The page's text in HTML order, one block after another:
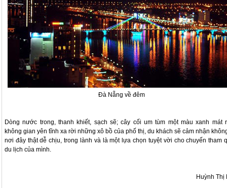
Đà Nẵng về đêm
Dòng nước trong, thanh khiết, sạch sẽ; cây cối um tùm một màu xanh mát
không gian yên tĩnh xa rời những xô bồ của phố thị, du khách sẽ cảm nhận
nơi đây thật dễ chịu, trong lành và là một lựa chọn tuyệt vời cho chuyến tham
du lịch của mình.
Huỳnh Thị